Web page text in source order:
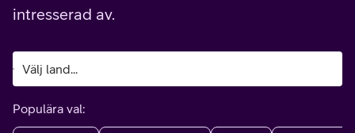
intresserad av.
Populära val: